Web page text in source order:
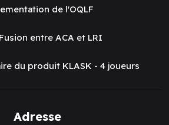
de l'OQLF
entre ACA et LRI
du produit KLASK - 4 joueurs
Adresse